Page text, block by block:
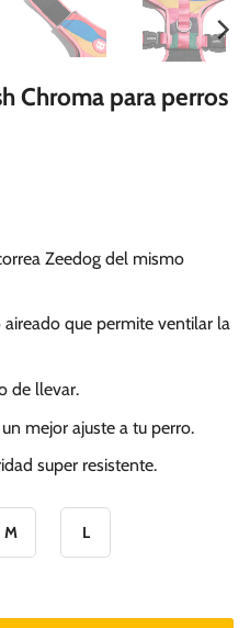
Chroma para perros
Zeedog del mismo
que permite ventilar la
de llevar.
mejor ajuste a tu perro.
super resistente.
M L
perros cantidad